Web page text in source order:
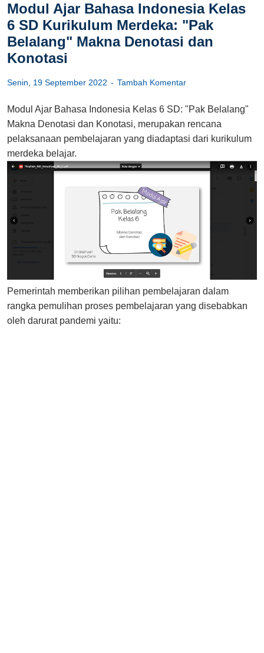
Modul Ajar Bahasa Indonesia Kelas
6 SD Kurikulum Merdeka: "Pak
Belalang" Makna Denotasi dan
Konotasi
Senin, 19 September 2022 Tambah Komentar
Modul Ajar Bahasa Indonesia Kelas 6 SD: "Pak Belalang"
Makna Denotasi dan Konotasi, merupakan rencana
pelaksanaan pembelajaran yang diadaptasi dari kurikulum
merdeka belajar.
Pemerintah memberikan pilihan pembelajaran dalam
rangka pemulihan proses pembelajaran yang disebabkan
oleh darurat pandemi yaitu: